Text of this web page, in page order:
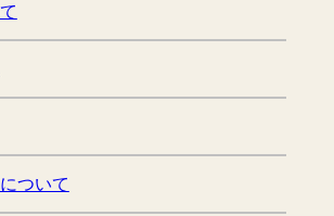
ついて